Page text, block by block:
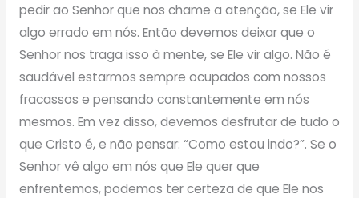
pedir ao Senhor que nos chame a atenção, se Ele vir
algo errado em nós. Então devemos deixar que o
Senhor nos traga isso à mente, se Ele vir algo. Não é
saudável estarmos sempre ocupados com nossos
fracassos e pensando constantemente em nós
mesmos. Em vez disso, devemos desfrutar de tudo o
que Cristo é, e não pensar: “Como estou indo?”. Se o
Senhor vê algo em nós que Ele quer que
enfrentemos, podemos ter certeza de que Ele nos